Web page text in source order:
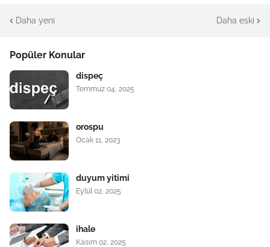
Daha yeni Daha eski
Popüler Konular
dispeç
Temmuz 04, 2025
orospu
Ocak 11, 2023
duyum yitimi
Eylül 02, 2025
ihale
Kasım 02, 2025